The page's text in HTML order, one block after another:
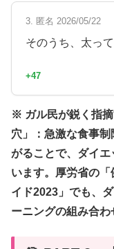
3. 匿名 2026/05/22
そのうち、太っ
+47
※ ガル民が鋭く指
穴」：急激な食事
がることで、ダイエ
います。厚労省の
イド2023」でも、
ーニングの組み合わ